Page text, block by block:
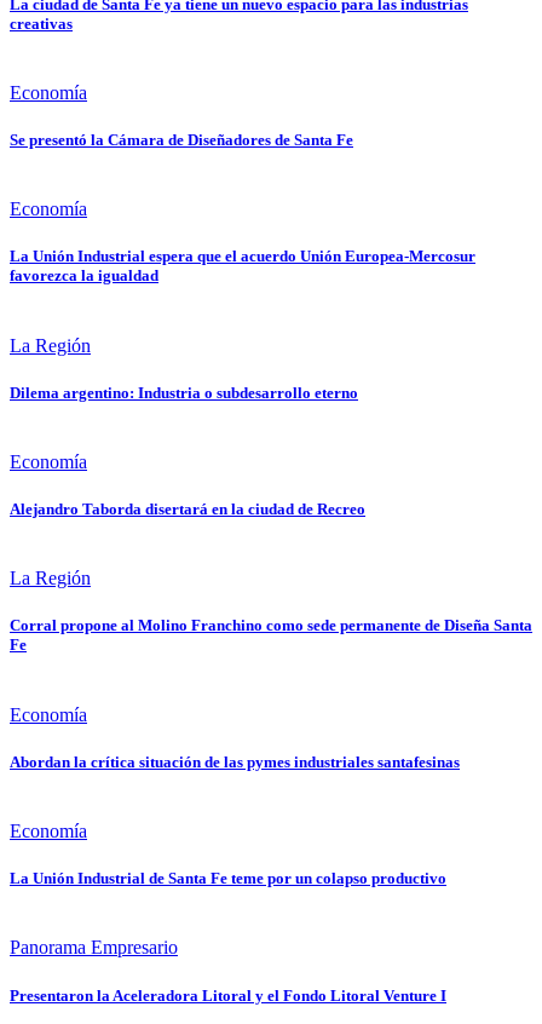
La ciudad de Santa Fe ya tiene un nuevo espacio para las industrias
creativas
Economía
Se presentó la Cámara de Diseñadores de Santa Fe
Economía
La Unión Industrial espera que el acuerdo Unión Europea-Mercosur
favorezca la igualdad
La Región
Dilema argentino: Industria o subdesarrollo eterno
Economía
Alejandro Taborda disertará en la ciudad de Recreo
La Región
Corral propone al Molino Franchino como sede permanente de Diseña Santa
Fe
Economía
Abordan la crítica situación de las pymes industriales santafesinas
Economía
La Unión Industrial de Santa Fe teme por un colapso productivo
Panorama Empresario
Presentaron la Aceleradora Litoral y el Fondo Litoral Venture I